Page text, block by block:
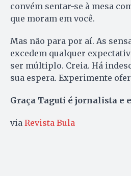
convém sentar-se à mesa
que moram em você.
Mas não para por aí. As
excedem qualquer
ser múltiplo. Creia. Há
sua espera. Experi­mente
Graça Taguti é jornalista e
via Revista Bula